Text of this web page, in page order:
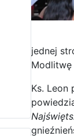
jednej
Modlitwę
Ks. Leon